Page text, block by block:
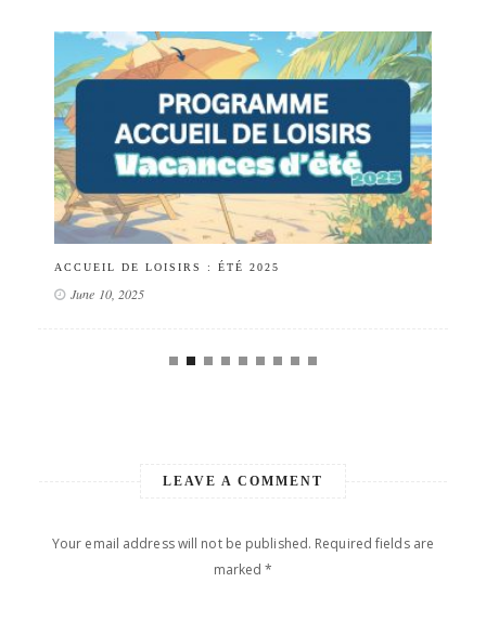
ACCUEIL DE LOISIRS : ÉTÉ 2025
June 10, 2025
LEAVE A COMMENT
Your email address will not be published. Required fields are
marked *